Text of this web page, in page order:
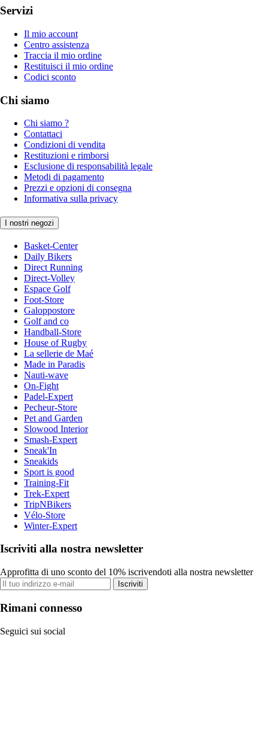
Servizi
Il mio account
Centro assistenza
Traccia il mio ordine
Restituisci il mio ordine
Codici sconto
Chi siamo
Chi siamo ?
Contattaci
Condizioni di vendita
Restituzioni e rimborsi
Esclusione di responsabilità legale
Metodi di pagamento
Prezzi e opzioni di consegna
Informativa sulla privacy
I nostri negozi
Basket-Center
Daily Bikers
Direct Running
Direct-Volley
Espace Golf
Foot-Store
Galoppostore
Golf and co
Handball-Store
House of Rugby
La sellerie de Maé
Made in Paradis
Nauti-wave
On-Fight
Padel-Expert
Pecheur-Store
Pet and Garden
Slowood Interior
Smash-Expert
Sneak'In
Sneakids
Sport is good
Training-Fit
Trek-Expert
TripNBikers
Vélo-Store
Winter-Expert
Iscriviti alla nostra newsletter
Approfitta di uno sconto del 10% iscrivendoti alla nostra newsletter
Iscriviti
Rimani connesso
Seguici sui social